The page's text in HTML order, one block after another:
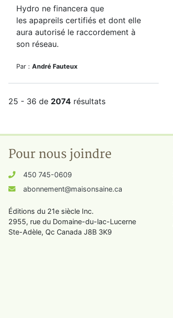
Hydro ne financera que
les apapreils certifiés et dont elle
aura autorisé le raccordement à
son réseau.
Par : André Fauteux
25 - 36 de 2074 résultats
Pour nous joindre
450 745-0609
abonnement@maisonsaine.ca
Éditions du 21e siècle Inc.
2955, rue du Domaine-du-lac-Lucerne
Ste-Adèle, Qc Canada J8B 3K9